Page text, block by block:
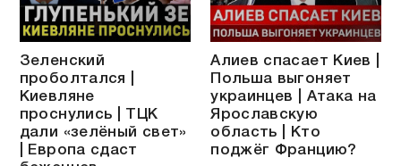
Зеленский
проболтался |
Киевляне
проснулись | ТЦК
дали «зелёный свет»
| Европа сдаст
Алиев спасает Киев |
Польша выгоняет
украинцев | Атака на
Ярославскую
область | Кто
поджёг Францию?